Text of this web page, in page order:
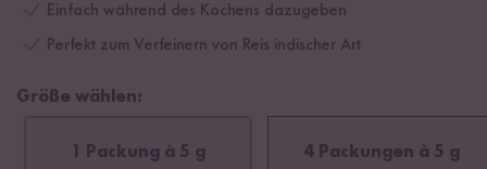
Einfach während des Kochens dazugeben
Perfekt zum Verfeinern von Reis indischer Art
Größe wählen:
1 Packung à 5 g 4 Packungen à 5 g